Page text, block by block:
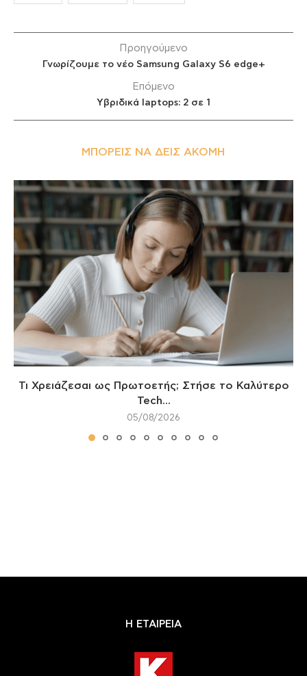
Προηγούμενο
Γνωρίζουμε το νέο Samsung Galaxy S6 edge+
Επόμενο
Υβριδικά laptops: 2 σε 1
ΜΠΟΡΕΊΣ ΝΑ ΔΕΙΣ ΑΚΌΜΗ
Τι Χρειάζεσαι ως Πρωτοετής; Στήσε το Καλύτερο
Tech...
05/08/2026
Η ΕΤΑΙΡΕΙΑ